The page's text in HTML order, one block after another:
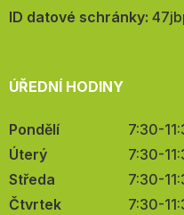
mail:
ID datové schránky:
ÚŘEDNÍ HODINY
Pondělí
7:30-
Úterý
7:30-
Středa
7:30-
Čtvrtek
7:30-